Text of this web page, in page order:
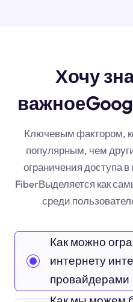
Хочу
Ключевым фактором,
популярным, чем
ограничения доступа
FiberВыделяется как
среди
Как можно
интернету
провайдерами